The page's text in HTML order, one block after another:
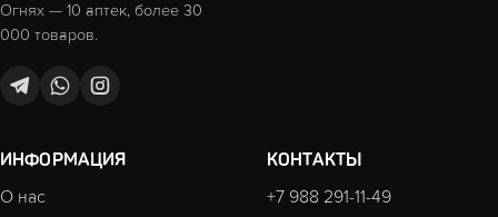
Огнях — 10 аптек, более 30
000 товаров.
ИНФОРМАЦИЯ
О нас
КОНТАКТЫ
+7 988 291-11-49